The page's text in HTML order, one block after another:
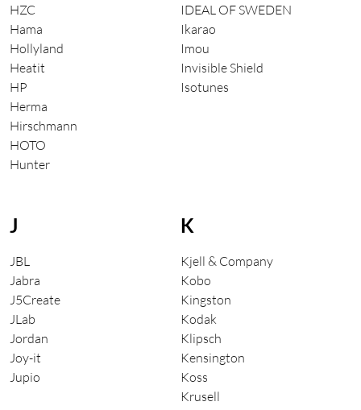
HZC
Hama
Hollyland
Heatit
HP
Herma
Hirschmann
HOTO
Hunter
IDEAL OF SWEDEN
Ikarao
Imou
Invisible Shield
Isotunes
J
JBL
Jabra
J5Create
JLab
Jordan
Joy-it
Jupio
K
Kjell & Company
Kobo
Kingston
Kodak
Klipsch
Kensington
Koss
Krusell